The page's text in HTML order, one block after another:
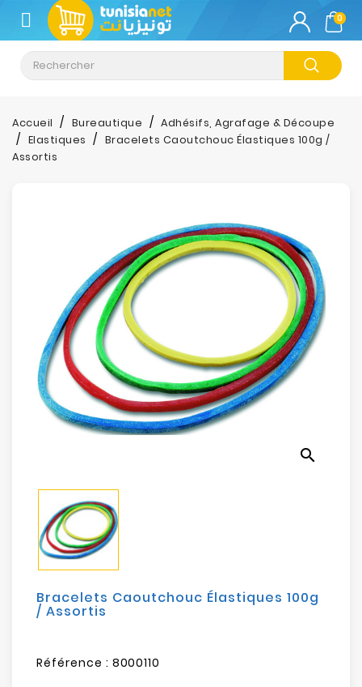
CATÉGORIE
Climatisation
Informatique
Téléphonie
Photos
Electroménager
Bureautique
Sécurité
Mobilités
Loisirs
0
Accueil Bureautique
Adhésifs, Agrafage & Découpe
Elastiques
Bracelets Caoutchouc Élastiques 100g /
Assortis
search
Bracelets Caoutchouc Élastiques 100g
/ Assortis
Référence : 8000110